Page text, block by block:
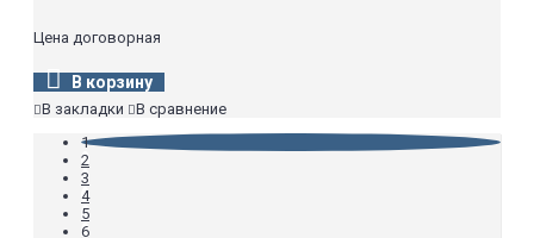
Цена договорная
В корзину
В закладки
В сравнение
1
2
3
4
5
6